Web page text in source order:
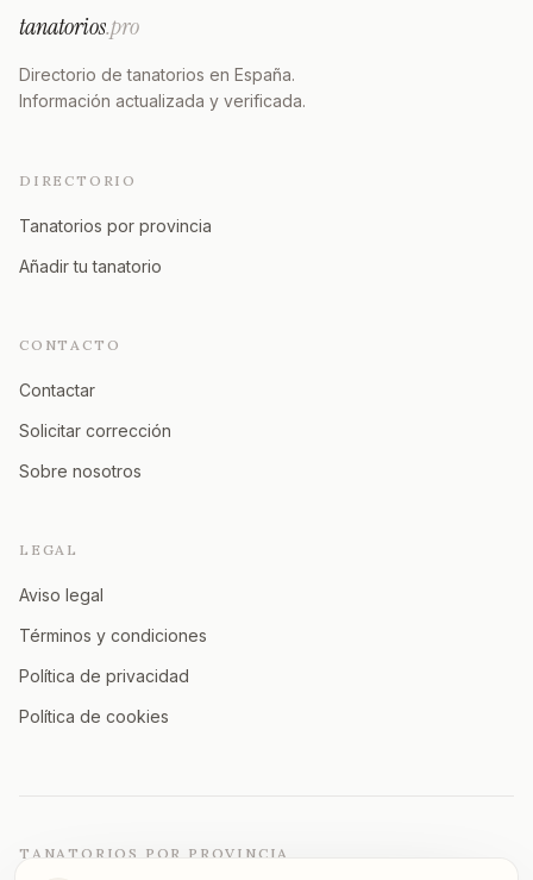
tanatorios.pro
Directorio de tanatorios en España.
Información actualizada y verificada.
DIRECTORIO
Tanatorios por provincia
Añadir tu tanatorio
CONTACTO
Contactar
Solicitar corrección
Sobre nosotros
LEGAL
Aviso legal
Términos y condiciones
Política de privacidad
Política de cookies
TANATORIOS POR PROVINCIA